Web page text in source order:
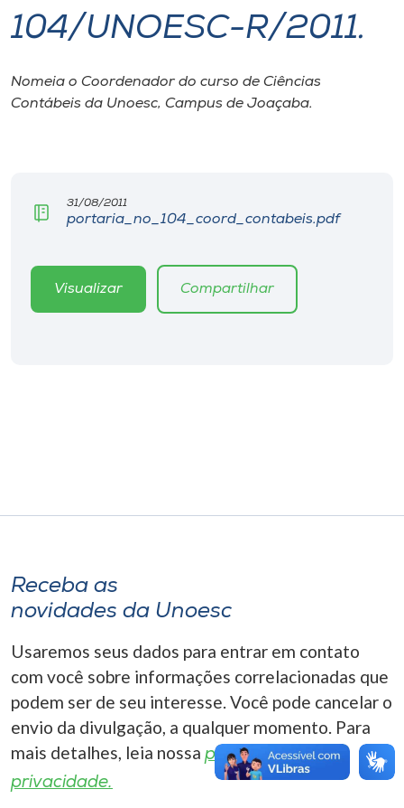
I.nova
Diplomados
CPA
Editora
Selecione
o idioma
104/UNOESC-R/2011.
Nomeia o Coordenador do curso de Ciências
Contábeis da Unoesc, Campus de Joaçaba.
31/08/2011
portaria_no_104_coord_contabeis.pdf
Visualizar Compartilhar
Receba as
novidades da Unoesc
Usaremos seus dados para entrar em contato
com você sobre informações correlacionadas que
podem ser de seu interesse. Você pode cancelar o
envio da divulgação, a qualquer momento. Para
mais detalhes, leia nossa política de
privacidade.